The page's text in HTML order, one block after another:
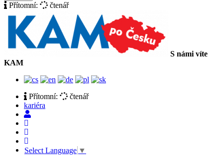
Přítomní: čtenář
S námi víte
KAM
Přítomní:
čtenář
kariéra
Select Language ▼